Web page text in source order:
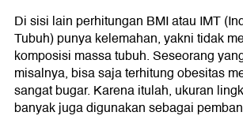
Di sisi lain perhitungan BMI atau IMT
Tubuh) punya kelemahan, yakni tidak
komposisi massa tubuh. Seseorang
misalnya, bisa saja terhitung obesitas
sangat bugar. Karena itulah, ukuran
banyak juga digunakan sebagai